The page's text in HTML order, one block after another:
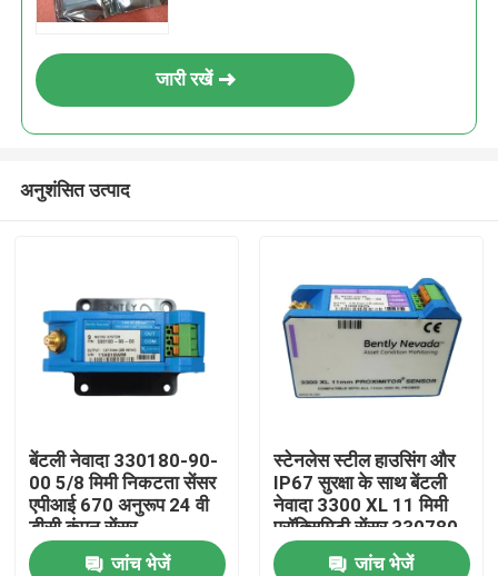
जारी रखें
अनुशंसित उत्पाद
बेंटली नेवादा 330180-90-
00 5/8 मिमी निकटता सेंसर
एपीआई 670 अनुरूप 24 वी
डीसी कंपन सेंसर
जांच भेजें
स्टेनलेस स्टील हाउसिंग और
IP67 सुरक्षा के साथ बेंटली
नेवादा 3300 XL 11 मिमी
प्रॉक्सिमिटी सेंसर 330780-
90-00
जांच भेजें